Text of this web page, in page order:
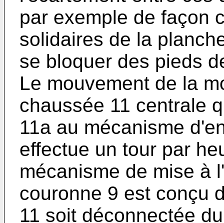
par exemple de façon
solidaires de la
se bloquer des pieds
Le mouvement de la
chaussée 11 centrale
11a au mécanisme
effectue un tour par
mécanisme de mise à
couronne 9 est conçu
11 soit déconnectée